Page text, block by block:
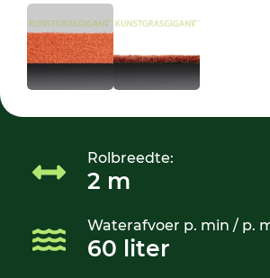
Rolbreedte:
2 m
Waterafvoer p. min / p.
60 liter